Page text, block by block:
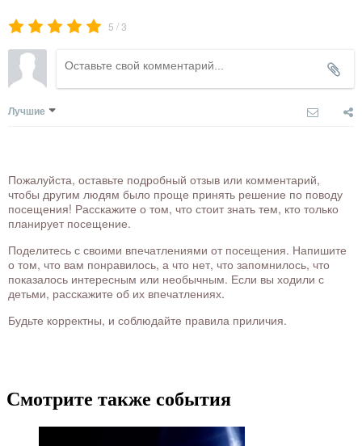
5 /3
Лучшие
Пожалуйста, оставьте подробный отзыв или комментарий,
чтобы другим людям было проще принять решение по поводу
посещения! Расскажите о том, что стоит знать тем, кто только
планирует посещение.
Поделитесь с своими впечатлениями от посещения. Напишите
о том, что вам понравилось, а что нет, что запомнилось, что
показалось интересным или необычным. Если вы ходили с
детьми, расскажите об их впечатлениях.
Будьте корректны, и соблюдайте правила приличия.
Смотрите также события